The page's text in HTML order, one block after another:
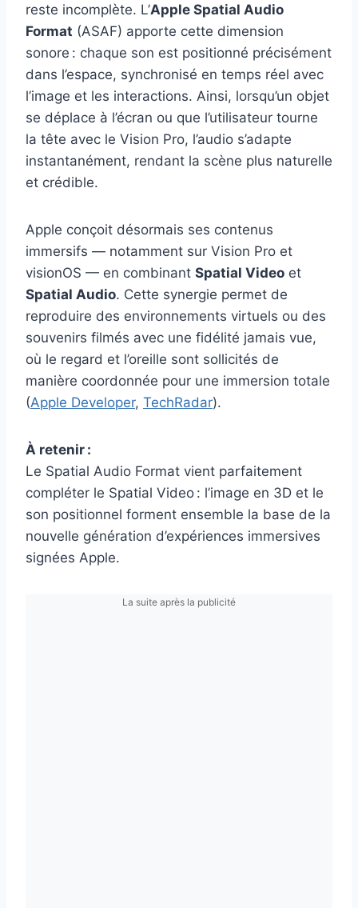
reste incomplète. L’Apple Spatial Audio
Format (ASAF) apporte cette dimension
sonore : chaque son est positionné précisément
dans l’espace, synchronisé en temps réel avec
l’image et les interactions. Ainsi, lorsqu’un objet
se déplace à l’écran ou que l’utilisateur tourne
la tête avec le Vision Pro, l’audio s’adapte
instantanément, rendant la scène plus naturelle
et crédible.
Apple conçoit désormais ses contenus
immersifs — notamment sur Vision Pro et
visionOS — en combinant Spatial Video et
Spatial Audio. Cette synergie permet de
reproduire des environnements virtuels ou des
souvenirs filmés avec une fidélité jamais vue,
où le regard et l’oreille sont sollicités de
manière coordonnée pour une immersion totale
(Apple Developer, TechRadar).
À retenir :
Le Spatial Audio Format vient parfaitement
compléter le Spatial Video : l’image en 3D et le
son positionnel forment ensemble la base de la
nouvelle génération d’expériences immersives
signées Apple.
La suite après la publicité